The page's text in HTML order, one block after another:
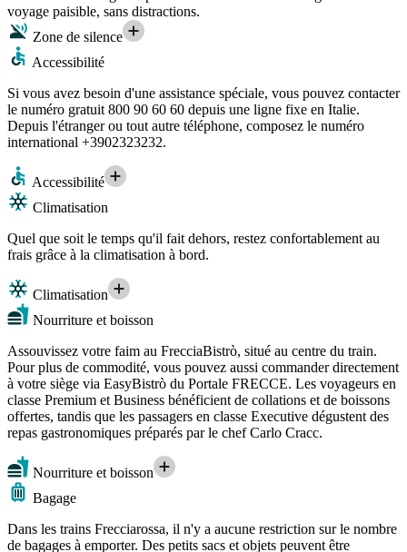
voyage paisible, sans distractions.
Zone de silence
Accessibilité
Si vous avez besoin d'une assistance spéciale, vous pouvez contacter
le numéro gratuit 800 90 60 60 depuis une ligne fixe en Italie.
Depuis l'étranger ou tout autre téléphone, composez le numéro
international +3902323232.
Accessibilité
Climatisation
Quel que soit le temps qu'il fait dehors, restez confortablement au
frais grâce à la climatisation à bord.
Climatisation
Nourriture et boisson
Assouvissez votre faim au FrecciaBistrò, situé au centre du train.
Pour plus de commodité, vous pouvez aussi commander directement
à votre siège via EasyBistrò du Portale FRECCE. Les voyageurs en
classe Premium et Business bénéficient de collations et de boissons
offertes, tandis que les passagers en classe Executive dégustent des
repas gastronomiques préparés par le chef Carlo Cracc.
Nourriture et boisson
Bagage
Dans les trains Frecciarossa, il n'y a aucune restriction sur le nombre
de bagages à emporter. Des petits sacs et objets peuvent être